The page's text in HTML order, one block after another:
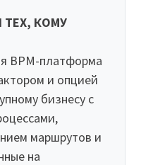
ТЕХ, КОМУ
BPM-платформа
и опцией
бизнесу с
маршрутов и
на